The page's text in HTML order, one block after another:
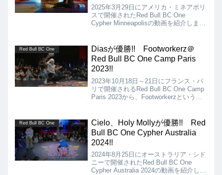
2025年3月29日にアメリカ・ミネアポリ
スで開催されたRed Bull BC One
Cypher Minneapolisの動画を紹介しま
Vs Indiaとなりましたが、結果は
Bowzee、Indiaの優勝となりました!!
Red Bull BC One
Diasが優勝!! Footworkerz＠
Red Bull BC One Camp Paris
2023!!
2023年10月18日～21日にフランス・パ
リで開催されるRed Bull BC One Camp
Paris 2023から、Footworkerzというフ
なりましたが、結果は、Diasが優勝とな
りました!!
Red Bull BC One
Cielo、Holy Mollyが優勝!! Red
Bull BC One Cypher Australia
2024!!
2024年8月25日にオーストラリア・シド
ニーで開催されたRed Bull BC One
Cypher Australia 2024の動画を紹介しま